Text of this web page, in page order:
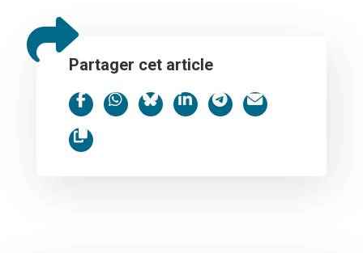
Partager cet article